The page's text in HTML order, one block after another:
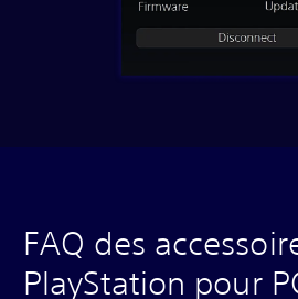
FAQ des
PlayStation pour